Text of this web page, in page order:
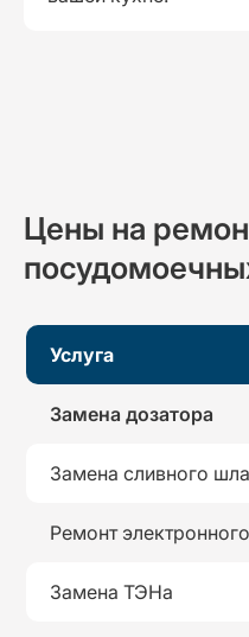
Цены на
Услуга
Замена дозатора
Замена сливного
Ремонт
Замена ТЭНа